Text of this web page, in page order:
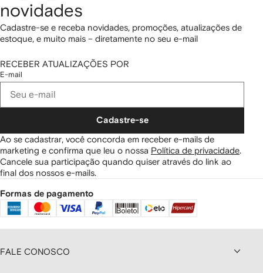
novidades
Cadastre-se e receba novidades, promoções, atualizações de
estoque, e muito mais – diretamente no seu e-mail
RECEBER ATUALIZAÇÕES POR
E-mail
Cadastre-se
Ao se cadastrar, você concorda em receber e-mails de
marketing e confirma que leu o nossa Política de privacidade
Cancele sua participação quando quiser através do link ao
final dos nossos e-mails.
Formas de pagamento
FALE CONOSCO